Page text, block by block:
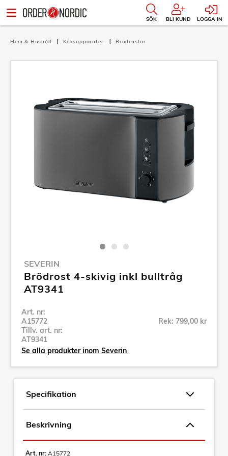
SÖK BLI KUND LOGGA IN
Hem & Hushåll Köksapparater Brödrostar
SEVERIN
Brödrost 4-skivig inkl bulltråg
AT9341
Art. nr:
A15772
Tillv. art. nr:
AT9341
Rek: 799,00 kr
Se alla produkter inom Severin
Specifikation
Beskrivning
Art. nr: A15772